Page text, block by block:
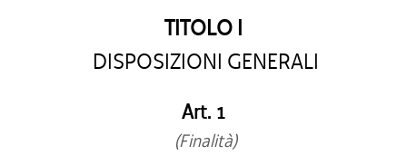
TITOLO I
DISPOSIZIONI GENERALI
Art. 1
(Finalità)